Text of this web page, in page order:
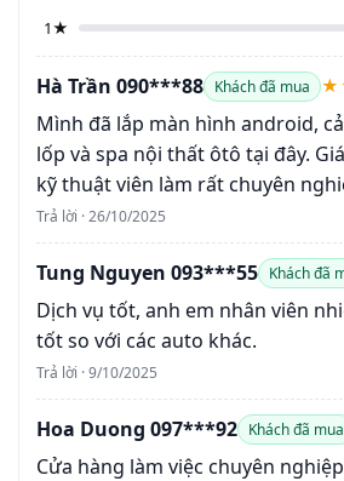
1★
Hà Trần 090***88 Khách đã mua
Mình đã lắp màn hình android,
lốp và spa nội thất ôtô tại đây.
kỹ thuật viên làm rất chuyên
Trả lời · 26/10/2025
Tung Nguyen 093***55 Khách đã
Dịch vụ tốt, anh em nhân viên
tốt so với các auto khác.
Trả lời · 9/10/2025
Hoa Duong 097***92 Khách đã mua
Cửa hàng làm việc chuyên